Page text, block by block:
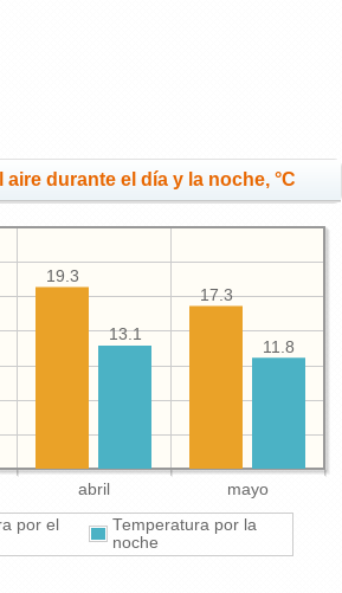
aire durante el día y la noche, °C
abril mayo
17.3
19.3
11.8
13.1
por el
Temperatura por la
noche